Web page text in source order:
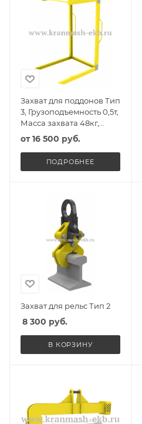
Захват для поддонов Тип
3, Грузоподъемность 0,5т,
Масса захвата 48кг,
Высота захвата 1200мм
от16 500 руб.
ПОДРОБНЕЕ
Захват для рельс Тип 2
8 300 руб.
В КОРЗИНУ